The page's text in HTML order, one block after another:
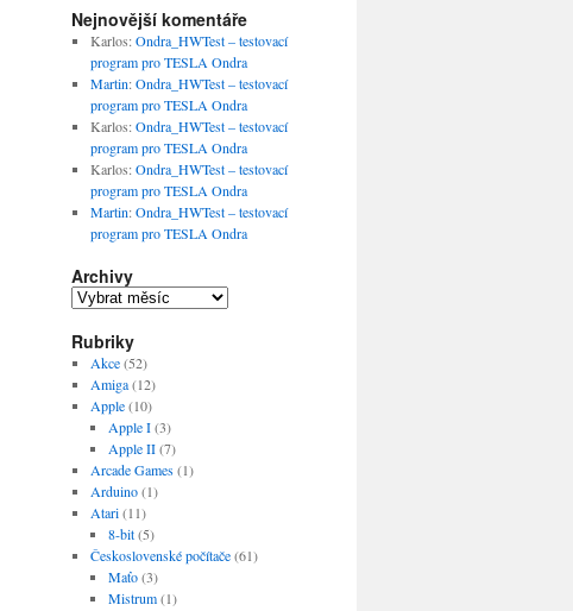
Nejnovější komentáře
Karlos:Ondra_HWTest – testovací
program pro TESLA Ondra
Martin:Ondra_HWTest – testovací
program pro TESLA Ondra
Karlos:Ondra_HWTest – testovací
program pro TESLA Ondra
Karlos:Ondra_HWTest – testovací
program pro TESLA Ondra
Martin:Ondra_HWTest – testovací
program pro TESLA Ondra
Archivy
Archivy
Rubriky
Akce(52)
Amiga(12)
Apple(10)
Apple I(3)
Apple II(7)
Arcade Games(1)
Arduino(1)
Atari(11)
8-bit(5)
Československé počítače(61)
Maťo(3)
Mistrum(1)